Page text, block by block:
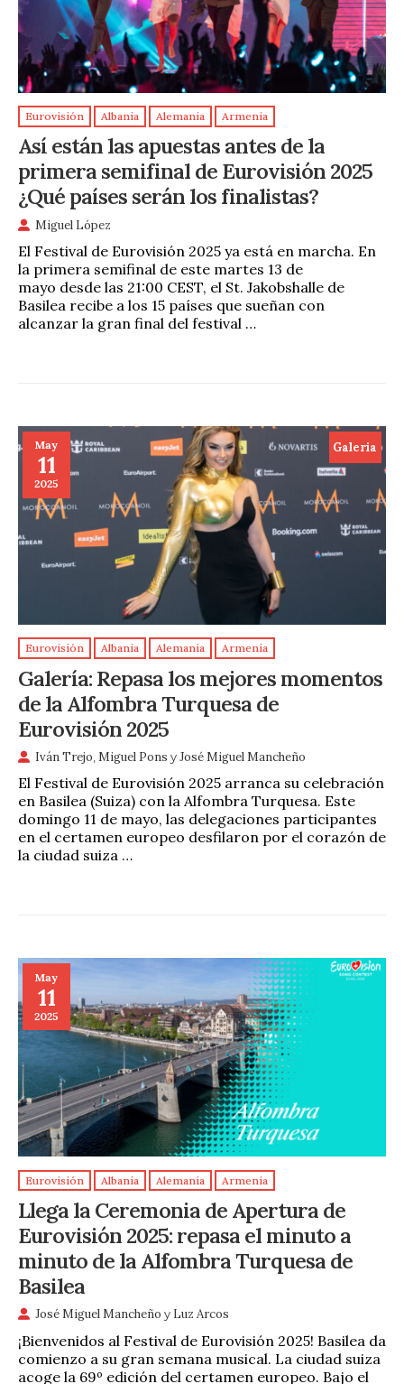
Eurovisión Albania Alemania Armenia
Así están las apuestas antes de la
primera semifinal de Eurovisión 2025
¿Qué países serán los finalistas?
Miguel López
El Festival de Eurovisión 2025 ya está en marcha. En
la primera semifinal de este martes 13 de
mayo desde las 21:00 CEST, el St. Jakobshalle de
Basilea recibe a los 15 países que sueñan con
alcanzar la gran final del festival …
May
11
2025
Galeria
Eurovisión Albania Alemania Armenia
Galería: Repasa los mejores momentos
de la Alfombra Turquesa de
Eurovisión 2025
Iván Trejo Miguel Pons yJosé Miguel Mancheño
El Festival de Eurovisión 2025 arranca su celebración
en Basilea (Suiza) con la Alfombra Turquesa. Este
domingo 11 de mayo, las delegaciones participantes
en el certamen europeo desfilaron por el corazón de
la ciudad suiza …
May
11
2025
Eurovisión Albania Alemania Armenia
Llega la Ceremonia de Apertura de
Eurovisión 2025: repasa el minuto a
minuto de la Alfombra Turquesa de
Basilea
José Miguel Mancheño y Luz Arcos
¡Bienvenidos al Festival de Eurovisión 2025! Basilea da
comienzo a su gran semana musical. La ciudad suiza
acoge la 69º edición del certamen europeo. Bajo el